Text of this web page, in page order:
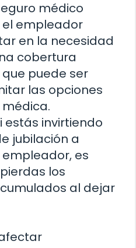
médico
empleador
en la necesidad
cobertura
puede ser
las opciones
estás invirtiendo
jubilación a
es
los
al dejar